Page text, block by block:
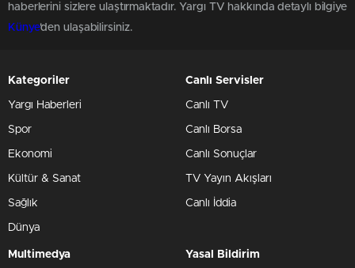
haberlerini sizlere ulaştırmaktadır. Yargı TV hakkında detaylı bilgiye
Künye'den ulaşabilirsiniz.
Kategoriler
Yargı Haberleri
Spor
Ekonomi
Kültür & Sanat
Sağlık
Dünya
Canlı Servisler
Canlı TV
Canlı Borsa
Canlı Sonuçlar
TV Yayın Akışları
Canlı İddia
Multimedya Yasal Bildirim